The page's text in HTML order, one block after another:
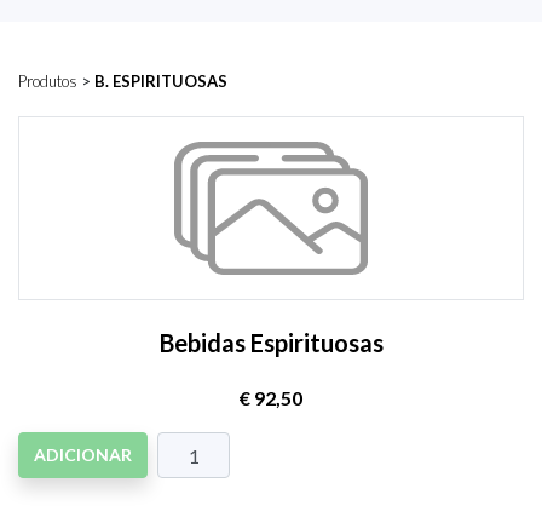
Produtos > B. ESPIRITUOSAS
Bebidas Espirituosas
€ 92,50
ADICIONAR